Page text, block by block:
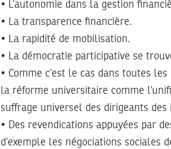
• L’autonomie dans la gestion
• La transparence financière.
• La rapidité de mobilisation.
• La démocratie participative se
• Comme c’est le cas dans toutes
la réforme universitaire comme
suffrage universel des dirigeants
• Des revendications appuyées par
d’exemple les négociations sociales